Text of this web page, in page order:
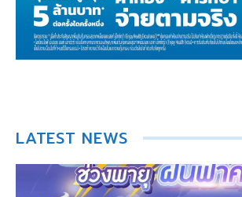
LATEST NEWS